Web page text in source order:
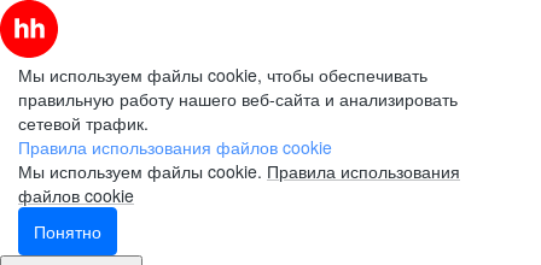
Мы используем файлы cookie, чтобы обеспечивать
правильную работу нашего веб-сайта и анализировать
сетевой трафик.
Правила использования файлов cookie
Мы используем файлы cookie. Правила использования
файлов cookie
Понятно